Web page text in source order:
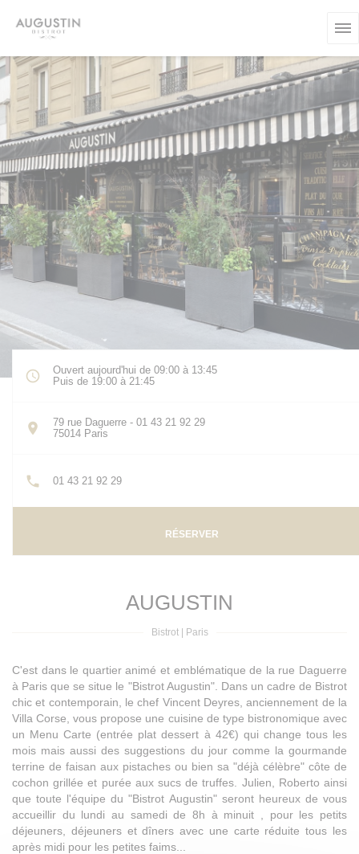
Ouvert aujourd'hui de 09:00 à 13:45
Puis de 19:00 à 21:45
79 rue Daguerre - 01 43 21 92 29
75014 Paris
01 43 21 92 29
RÉSERVER
AUGUSTIN
Bistrot Paris
C'est dans le quartier animé et emblématique de la rue Daguerre
à Paris que se situe le "Bistrot Augustin". Dans un cadre de Bistrot
chic et contemporain, le chef Vincent Deyres, anciennement de la
Villa Corse, vous propose une cuisine de type bistronomique avec
un Menu Carte (entrée plat dessert à 42€) qui change tous les
mois mais aussi des suggestions du jour comme la gourmande
terrine de faisan aux pistaches ou bien sa "déjà célèbre" côte de
cochon grillée et purée aux sucs de truffes. Julien, Roberto ainsi
que toute l'équipe du "Bistrot Augustin" seront heureux de vous
accueillir du lundi au samedi de 8h à minuit , pour les petits
déjeuners, déjeuners et dîners avec une carte réduite tous les
après midi pour les petites faims...